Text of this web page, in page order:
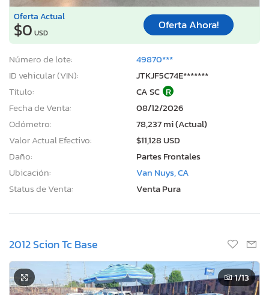
Oferta Actual
$0 USD
Oferta Ahora!
Número de lote:
49870***
ID vehicular (VIN):
JTKJF5C74E*******
Título:
CA SC R
Fecha de Venta:
08/12/2026
Odómetro:
78,237 mi (Actual)
Valor Actual Efectivo:
$11,128 USD
Daño:
Partes Frontales
Ubicación:
Van Nuys, CA
Status de Venta:
Venta Pura
2012 Scion Tc Base
1/13